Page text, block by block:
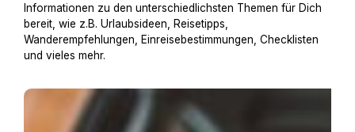
Informationen zu den unterschiedlichsten Themen für Dich
bereit, wie z.B. Urlaubsideen, Reisetipps,
Wanderempfehlungen, Einreisebestimmungen, Checklisten
und vieles mehr.
Sicher zum Ziel